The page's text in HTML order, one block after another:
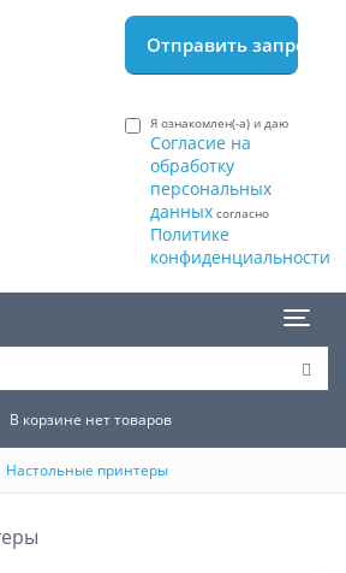
Я ознакомлен(-а) и даю
Согласие на
обработку
персональных
данных согласно
Политике
конфиденциальности
В корзине нет товаров
Настольные принтеры